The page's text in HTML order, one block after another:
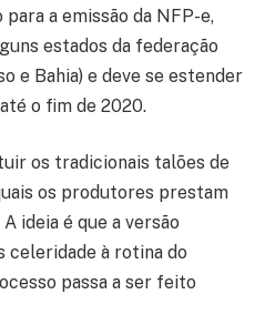
a emissão da NFP-e,
estados da federação
e Bahia) e deve se estender
o fim de 2020.
os tradicionais talões de
os produtores prestam
ideia é que a versão
celeridade à rotina do
passa a ser feito